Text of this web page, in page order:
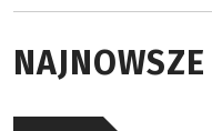
NAJNOWSZE